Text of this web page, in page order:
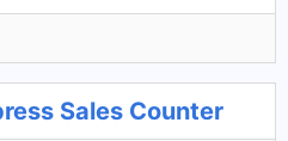
Sales Counter